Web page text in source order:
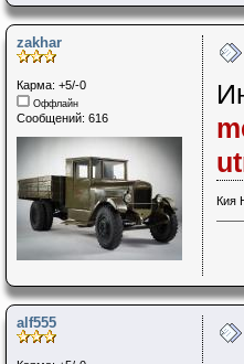
zakhar
Карма: +5/-0
Оффлайн
Сообщений: 616
Кия
alf555